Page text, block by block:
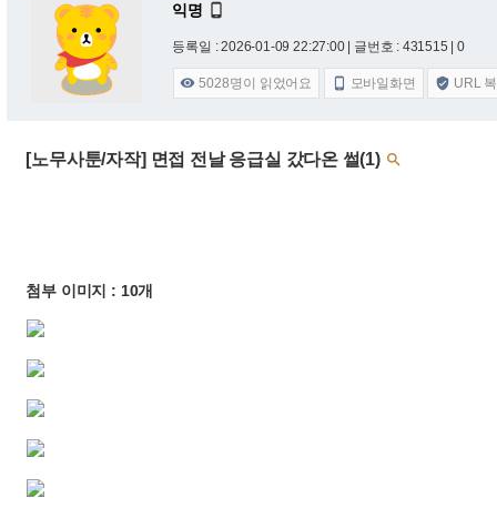
익명 
등록일 : 2026-01-09 22:27:00 | 글번호 : 431515 | 0
 5028명이 읽었어요  모바일화면  URL
[노무사툰/자작] 면접 전날 응급실 갔다온 썰(1) 
첨부 이미지 : 10개